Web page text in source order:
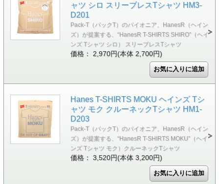
ャツ シロ スリーブレスTシャツ HM3-
D201
Pack-T（パックT）のパイオニア、HanesR（ヘイン
ズ）が提案する、“HanesR T-SHIRTS SHIRO”（ヘイ
ンズ Tシャツ シロ） スリーブレスTシャツ
価格： 2,970円(本体 2,700円)
Hanes T-SHIRTS MOKU ヘインズ Tシ
ャツ モク クルーネックTシャツ HM1-
D203
Pack-T（パックT）のパイオニア、HanesR（ヘイン
ズ）が提案する、“HanesR T-SHIRTS MOKU”（ヘイ
ンズ Tシャツ モク）クルーネックTシャツ
価格： 3,520円(本体 3,200円)